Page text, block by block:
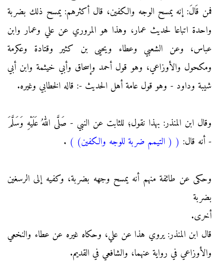
فمن قَالَ: إنه يمسح الوجه والكفين، قال أكثرهم: يمسح ذلك بضربة
واحدة اتباعا لحديث عمار، وهذا هو المروري عن علي وعمار وابن
عباس، وعن الشعبي وعطاء ويحيى بن كثير وقتادة وعكرمة
ومكحول والأوزاعي، وهو قول أحمد وإسحاق وأبي خيثمة وابن أبي
شيبة وداود - وهو قول عامة أهل الحديث -: قاله الخطابي وغيره.
وقال ابن المنذر: بهذا نقول؛ للثابت عن النبي - صَلَّى اللهُ عَلَيْهِ وَسَلَّمَ
- أنه قال: ( ( التيمم ضربة للوجه والكفين) )
.
وحكى عن طائفة منهم أنه يمسح وجهه بضربة، وكفيه إلى الرسغين
بضربة
أخرى.
قال ابن المنذر: يروي هذا عن علي، وحكاه غيره عن عطاء والنخعي
والأوزاعي في رواية عنهما، والشافعي في القديم.